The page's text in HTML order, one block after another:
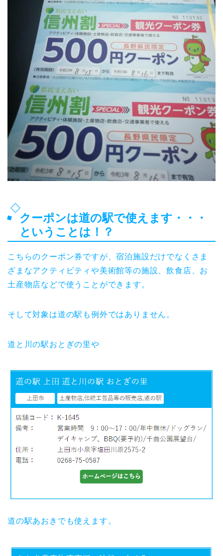
クーポンは道の駅で使えます・・・
ということは！？
こちらのクーポン券ですが、宿泊施設だけでなくさま
ざまなアクティビティや美術館等の施設、飲食店、お
土産物店などで使うことができます。
そして対象は道の駅も例外ではありません。
道と川の駅おとぎの里や
道の駅あおきでも使えます。